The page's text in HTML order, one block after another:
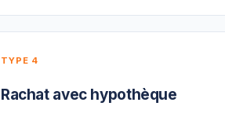
TYPE 4
Rachat avec hypothèque